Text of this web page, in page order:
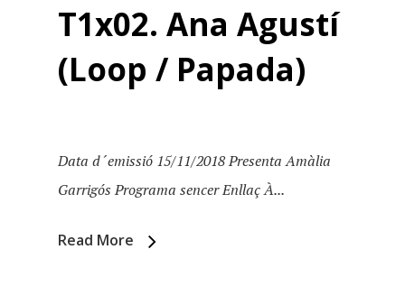
T1x02. Ana Agustí
(Loop / Papada)
Data d´emissió 15/11/2018 Presenta Amàlia
Garrigós Programa sencer Enllaç À...
Read More
Inici